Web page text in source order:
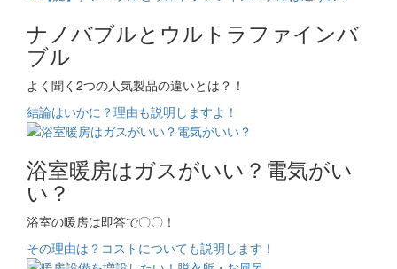
ナノバブルとウルトラファインバ
ブル
よく聞く2つの人気製品の違いとは？！
結論はいかに？理由も説明しますよ！
浴室暖房はガスがいい？電気がい
い？
浴室の暖房は即答で〇〇！
その理由は？コストについても説明します！